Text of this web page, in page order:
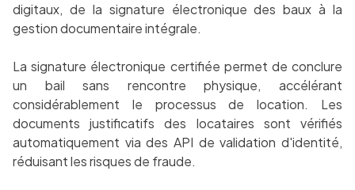
digitaux, de la signature électronique des baux à la
gestion documentaire intégrale.
La signature électronique certifiée permet de conclure
un bail sans rencontre physique, accélérant
considérablement le processus de location. Les
documents justificatifs des locataires sont vérifiés
automatiquement via des API de validation d'identité,
réduisant les risques de fraude.